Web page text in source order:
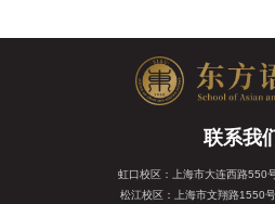
联系我
虹口校区：上海市大连西路550
松江校区：上海市文翔路1550